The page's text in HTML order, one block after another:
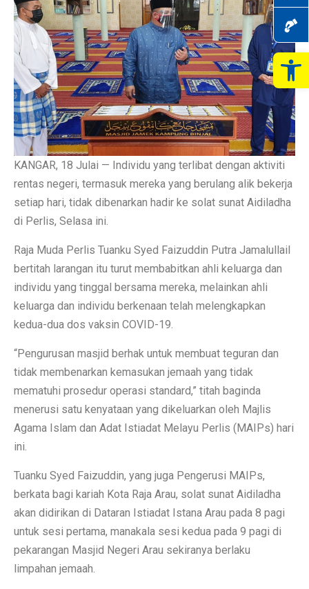
KANGAR, 18 Julai — Individu yang terlibat dengan aktiviti
rentas negeri, termasuk mereka yang berulang alik bekerja
setiap hari, tidak dibenarkan hadir ke solat sunat Aidiladha
di Perlis, Selasa ini.
Raja Muda Perlis Tuanku Syed Faizuddin Putra Jamalullail
bertitah larangan itu turut membabitkan ahli keluarga dan
individu yang tinggal bersama mereka, melainkan ahli
keluarga dan individu berkenaan telah melengkapkan
kedua-dua dos vaksin COVID-19.
“Pengurusan masjid berhak untuk membuat teguran dan
tidak membenarkan kemasukan jemaah yang tidak
mematuhi prosedur operasi standard,” titah baginda
menerusi satu kenyataan yang dikeluarkan oleh Majlis
Agama Islam dan Adat Istiadat Melayu Perlis (MAIPs) hari
ini.
Tuanku Syed Faizuddin, yang juga Pengerusi MAIPs,
berkata bagi kariah Kota Raja Arau, solat sunat Aidiladha
akan didirikan di Dataran Istiadat Istana Arau pada 8 pagi
untuk sesi pertama, manakala sesi kedua pada 9 pagi di
pekarangan Masjid Negeri Arau sekiranya berlaku
limpahan jemaah.